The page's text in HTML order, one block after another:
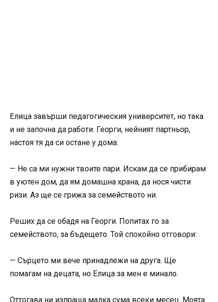
Елица завърши педагогическия университет, но така
и не започна да работи. Георги, нейният партньор,
настоя тя да си остане у дома:
— Не са ми нужни твоите пари. Искам да се прибирам
в уютен дом, да ям домашна храна, да нося чисти
ризи. Аз ще се грижа за семейството ни.
Реших да се обадя на Георги. Попитах го за
семейството, за бъдещето. Той спокойно отговори:
— Сърцето ми вече принадлежи на друга. Ще
помагам на децата, но Елица за мен е минало.
Оттогава ни изпраща малка сума всеки месец. Моята